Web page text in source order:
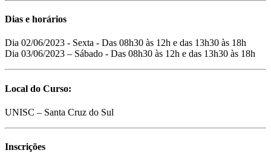
Dias e horários
Dia 02/06/2023 - Sexta - Das 08h30 às 12h e das 13h30 às 18h
Dia 03/06/2023 – Sábado - Das 08h30 às 12h e das 13h30 às 18h
Local do Curso:
UNISC – Santa Cruz do Sul
Inscrições